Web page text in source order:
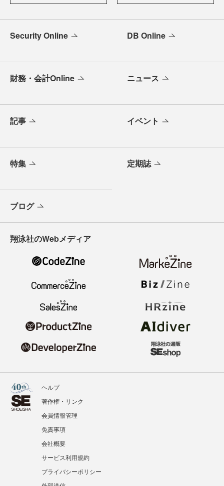
Security Online DB Online
財務・会計Online ニュース
記事 イベント
特集 定期誌
ブログ
翔泳社のWebメディア
ヘルプ
著作権・リンク
会員情報管理
免責事項
会社概要
サービス利用規約
プライバシーポリシー